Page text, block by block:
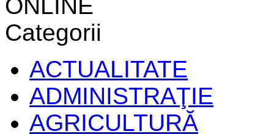
ONLINE
Categorii
ACTUALITATE
ADMINISTRAŢIE
AGRICULTURĂ